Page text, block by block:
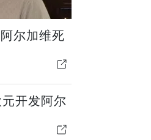
尔加维死
元开发阿尔